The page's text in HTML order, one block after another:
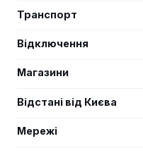
Транспорт
Відключення
Магазини
Відстані від Києва
Мережі